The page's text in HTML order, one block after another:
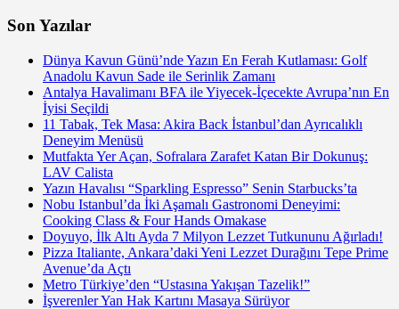
Son Yazılar
Dünya Kavun Günü’nde Yazın En Ferah Kutlaması: Golf
Anadolu Kavun Sade ile Serinlik Zamanı
Antalya Havalimanı BFA ile Yiyecek-İçecekte Avrupa’nın En
İyisi Seçildi
11 Tabak, Tek Masa: Akira Back İstanbul’dan Ayrıcalıklı
Deneyim Menüsü
Mutfakta Yer Açan, Sofralara Zarafet Katan Bir Dokunuş:
LAV Calista
Yazın Havalısı “Sparkling Espresso” Senin Starbucks’ta
Nobu Istanbul’da İki Aşamalı Gastronomi Deneyimi:
Cooking Class & Four Hands Omakase
Doyuyo, İlk Altı Ayda 7 Milyon Lezzet Tutkununu Ağırladı!
Pizza Italiante, Ankara’daki Yeni Lezzet Durağını Tepe Prime
Avenue’da Açtı
Metro Türkiye’den “Ustasına Yakışan Tazelik!”
İşverenler Yan Hak Kartını Masaya Sürüyor